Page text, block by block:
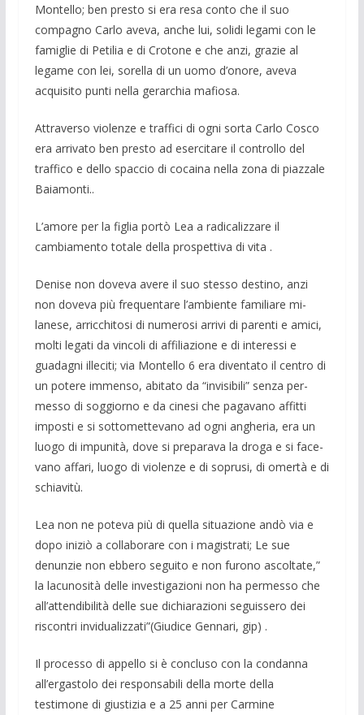
Montello; ben pre­sto si era resa conto che il suo
compagno Carlo aveva, anche lui, solidi legami con le
famiglie di Petilia e di Crotone e che anzi, grazie al
legame con lei, sorella di un uomo d’onore, aveva
acquisito punti nella gerarchia mafiosa.
Attraverso vio­lenze e traffici di ogni sorta Carlo Cosco
era arrivato ben presto ad esercitare il controllo del
traffico e dello spaccio di cocaina nella zona di piazzale
Baiamon­ti..
L’amore per la figlia portò Lea a radi­calizzare il
cambiamento totale della pro­spettiva di vita .
Denise non doveva ave­re il suo stesso destino, anzi
non doveva più frequentare l’ambiente familiare mi­
lanese, arricchi­tosi di numerosi arrivi di parenti e amici,
molti legati da vincoli di affiliazione e di interessi e
guadagni ille­citi; via Montello 6 era diventato il cen­tro di
un potere im­menso, abitato da “in­visibili” senza per­
messo di soggiorno e da cinesi che paga­vano affitti
imposti e si sottomettevano ad ogni angheria, era un
luogo di impu­nità, dove si preparava la droga e si face­
vano affari, luogo di violenze e di sopru­si, di omertà e di
schiavitù.
Lea non ne poteva più di quella si­tuazione andò via e
dopo iniziò a colla­borare con i magistrati; Le sue
denunzie non ebbero seguito e non furono ascolta­te,”
la lacunosità delle investigazioni non ha permesso che
all’attendibilità delle sue dichiarazioni seguissero dei
riscontri invidualizzati”(Giudice Gennari, gip) .
Il processo di appello si è concluso con la condanna
all’ergastolo dei responsabili della morte della
testimone di giustizia e a 25 anni per Carmine